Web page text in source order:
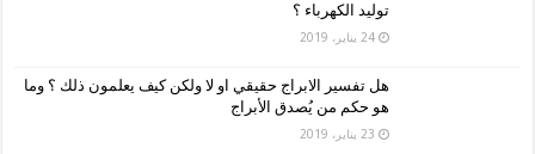
توليد الكهرباء ؟
24 يناير، 2019
هل تفسير الابراج حقيقي او لا ولكن كيف يعلمون ذلك ؟ وما
هو حكم من يُصدق الأبراج
23 يناير، 2019